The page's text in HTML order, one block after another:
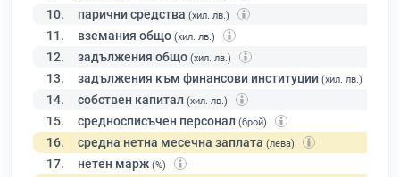
10. парични средства (хил. лв.)
11. вземания общо (хил. лв.)
12. задължения общо (хил. лв.)
13. задължения към финансови институции (хил. лв.)
14. собствен капитал (хил. лв.)
15. средносписъчен персонал (брой)
16. средна нетна месечна заплата (лева)
17. нетен марж (%)